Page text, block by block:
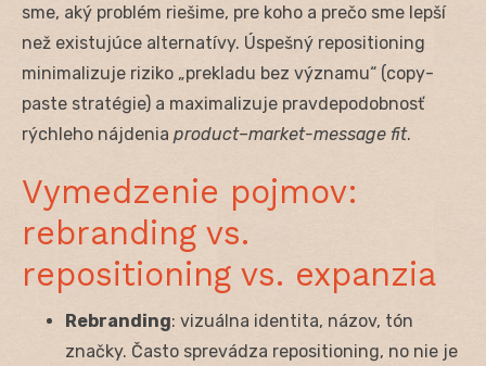
sme, aký problém riešime, pre koho a prečo sme lepší
než existujúce alternatívy. Úspešný repositioning
minimalizuje riziko „prekladu bez významu“ (copy-
paste stratégie) a maximalizuje pravdepodobnosť
rýchleho nájdenia product–market-message fit.
Vymedzenie pojmov:
rebranding vs.
repositioning vs. expanzia
Rebranding: vizuálna identita, názov, tón
značky. Často sprevádza repositioning, no nie je